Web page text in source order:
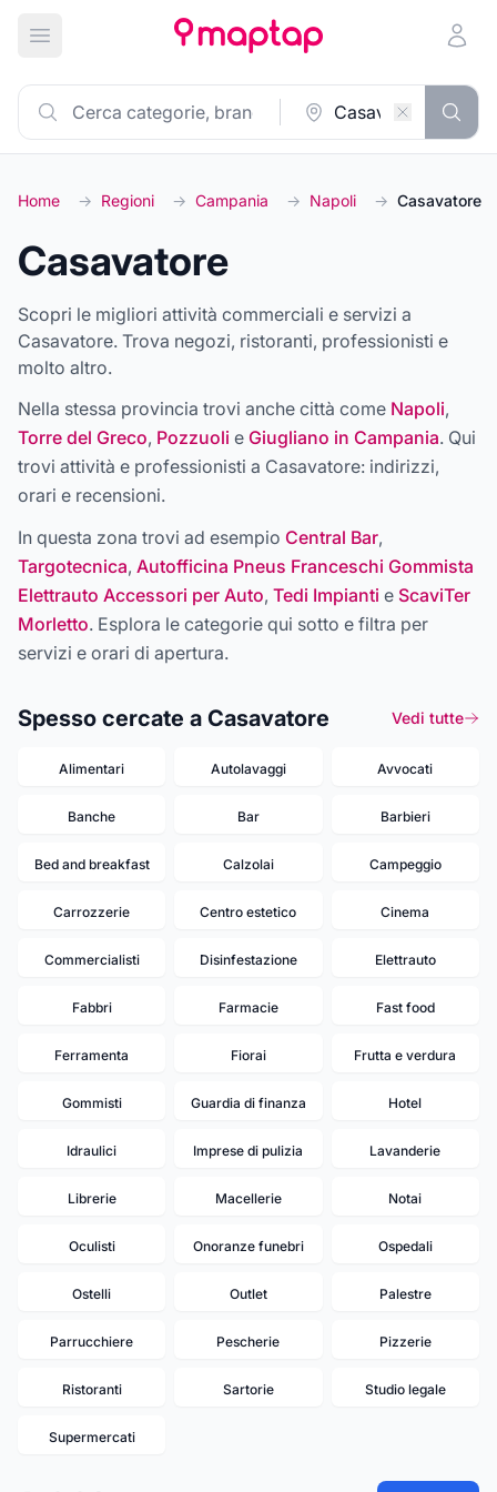
Apri menu principale
Home → Regioni → Campania → Napoli → Casavatore
Casavatore
Scopri le migliori attività commerciali e servizi a
Casavatore. Trova negozi, ristoranti, professionisti e
molto altro.
Nella stessa provincia trovi anche città come Napoli,
Torre del Greco, Pozzuoli e Giugliano in Campania. Qui
trovi attività e professionisti a Casavatore: indirizzi,
orari e recensioni.
In questa zona trovi ad esempio Central Bar,
Targotecnica, Autofficina Pneus Franceschi Gommista
Elettrauto Accessori per Auto, Tedi Impianti e ScaviTer
Morletto. Esplora le categorie qui sotto e filtra per
servizi e orari di apertura.
Spesso cercate a Casavatore Vedi tutte
Alimentari Autolavaggi Avvocati
Banche Bar Barbieri
Bed and breakfast Calzolai Campeggio
Carrozzerie Centro estetico Cinema
Commercialisti Disinfestazione Elettrauto
Fabbri Farmacie Fast food
Ferramenta Fiorai Frutta e verdura
Gommisti Guardia di finanza Hotel
Idraulici Imprese di pulizia Lavanderie
Librerie Macellerie Notai
Oculisti Onoranze funebri Ospedali
Ostelli Outlet Palestre
Parrucchiere Pescherie Pizzerie
Ristoranti Sartorie Studio legale
Supermercati